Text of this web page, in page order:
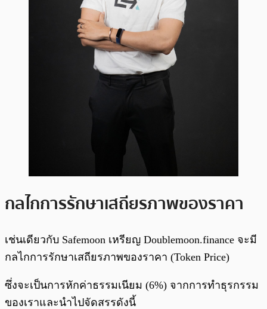
กลไกการรักษาเสถียรภาพของราคา
เช่นเดียวกับ Safemoon เหรียญ Doublemoon.finance จะมี
กลไกการรักษาเสถียรภาพของราคา (Token Price)
ซึ่งจะเป็นการหักค่าธรรมเนียม (6%) จากการทำธุรกรรม
ของเราและนำไปจัดสรรดังนี้